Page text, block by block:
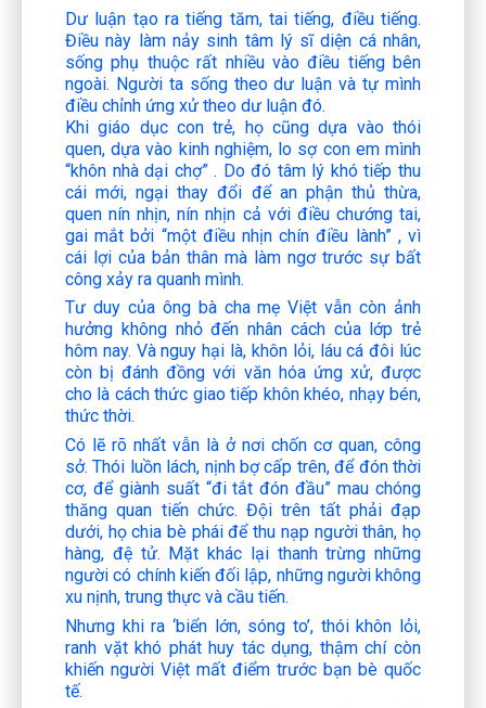
Dư luận tạo ra tiếng tăm, tai tiếng, điều tiếng.
Điều này làm nảy sinh tâm lý sĩ diện cá nhân,
sống phụ thuộc rất nhiều vào điều tiếng bên
ngoài. Người ta sống theo dư luận và tự mình
điều chỉnh ứng xử theo dư luận đó.
Khi giáo dục con trẻ, họ cũng dựa vào thói
quen, dựa vào kinh nghiệm, lo sợ con em mình
“khôn nhà dại chợ”. Do đó tâm lý khó tiếp thu
cái mới, ngại thay đổi để an phận thủ thừa,
quen nín nhịn, nín nhịn cả với điều chướng tai,
gai mắt bởi “một điều nhịn chín điều lành”, vì
cái lợi của bản thân mà làm ngơ trước sự bất
công xảy ra quanh mình.
Tư duy của ông bà cha mẹ Việt vẫn còn ảnh
hưởng không nhỏ đến nhân cách của lớp trẻ
hôm nay. Và nguy hại là, khôn lỏi, láu cá đôi lúc
còn bị đánh đồng với văn hóa ứng xử, được
cho là cách thức giao tiếp khôn khéo, nhạy bén,
thức thời.
Có lẽ rõ nhất vẫn là ở nơi chốn cơ quan, công
sở. Thói luồn lách, nịnh bợ cấp trên, để đón thời
cơ, để giành suất “đi tắt đón đầu” mau chóng
thăng quan tiến chức. Đội trên tất phải đạp
dưới, họ chia bè phái để thu nạp người thân, họ
hàng, đệ tử. Mặt khác lại thanh trừng những
người có chính kiến đối lập, những người không
xu nịnh, trung thực và cầu tiến.
Nhưng khi ra ‘biển lớn, sóng to’, thói khôn lỏi,
ranh vặt khó phát huy tác dụng, thậm chí còn
khiến người Việt mất điểm trước bạn bè quốc
tế.